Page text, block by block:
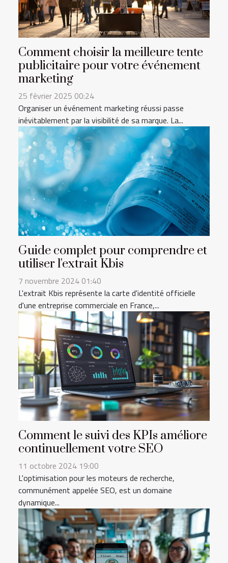
Comment choisir la meilleure tente
publicitaire pour votre événement
marketing
25 février 2025 00:24
Organiser un événement marketing réussi passe
inévitablement par la visibilité de sa marque. La...
Guide complet pour comprendre et
utiliser l'extrait Kbis
7 novembre 2024 01:40
L'extrait Kbis représente la carte d'identité officielle
d'une entreprise commerciale en France,...
Comment le suivi des KPIs améliore
continuellement votre SEO
11 octobre 2024 19:00
L'optimisation pour les moteurs de recherche,
communément appelée SEO, est un domaine
dynamique...